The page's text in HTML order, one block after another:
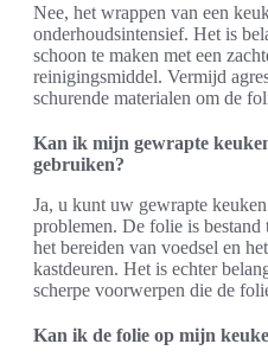
Nee, het wrappen van een
onderhoudsintensief. Het is
schoon te maken met een
reinigingsmiddel. Vermijd
schurende materialen om de
Kan ik mijn gewrapte
gebruiken?
Ja, u kunt uw gewrapte
problemen. De folie is
het bereiden van voedsel en
kastdeuren. Het is echter
scherpe voorwerpen die de
Kan ik de folie op mijn